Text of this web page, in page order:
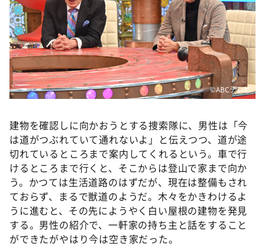
©️ABCテレビ
建物を確認しに向かおうとする捜索隊に、男性は「今
は道がつぶれていて通れないよ」と伝えつつ、道が途
切れているところまで案内してくれるという。車で行
けるところまで行くと、そこからは登山で家まで向か
う。かつては生活道路のはずだが、現在は整備もされ
ておらず、まるで獣道のようだ。木々をかきわけるよ
うに進むと、その先にようやく白い屋根の建物を発見
する。男性の紹介で、一軒家の持ち主と話をすること
ができたがやはり今は空き家だった。